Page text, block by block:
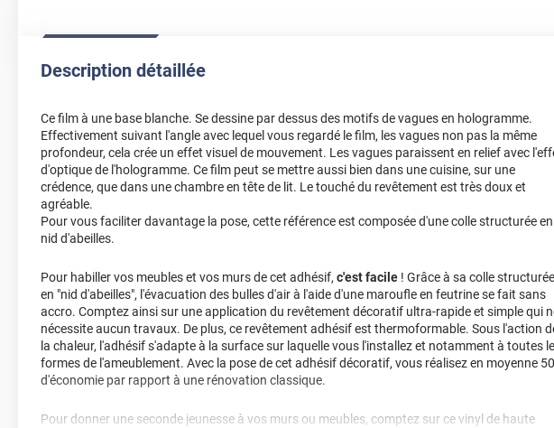
Description détaillée
Ce film à une base blanche. Se dessine par dessus des motifs de vagues en hologramme.
Effectivement suivant l'angle avec lequel vous regardé le film, les vagues non pas la même
profondeur, cela crée un effet visuel de mouvement. Les vagues paraissent en relief avec
d'optique de l'hologramme. Ce film peut se mettre aussi bien dans une cuisine, sur une
crédence, que dans une chambre en tête de lit. Le touché du revêtement est très doux et
agréable.
Pour vous faciliter davantage la pose, cette référence est composée d'une colle structurée en
nid d'abeilles.
Pour habiller vos meubles et vos murs de cet adhésif, c'est facile ! Grâce à sa colle structurée
en "nid d'abeilles", l'évacuation des bulles d'air à l'aide d'une maroufle en feutrine se fait sans
accro. Comptez ainsi sur une application du revêtement décoratif ultra-rapide et simple qui
nécessite aucun travaux. De plus, ce revêtement adhésif est thermoformable. Sous l'action
la chaleur, l'adhésif s'adapte à la surface sur laquelle vous l'installez et notamment à toutes
formes de l'ameublement. Avec la pose de cet adhésif décoratif, vous réalisez en moyenne
d'économie par rapport à une rénovation classique.
Pour donner une seconde jeunesse à vos murs ou meubles, comptez sur ce vinyl de haute